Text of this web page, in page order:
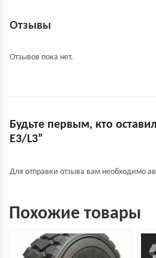
Отзывы
Отзывов пока нет.
Будьте первым, кто
E3/L3”
Для отправки отзыва вам необходимо
Похожие товары